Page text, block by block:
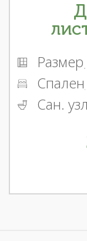
Размер
Спален
Сан.